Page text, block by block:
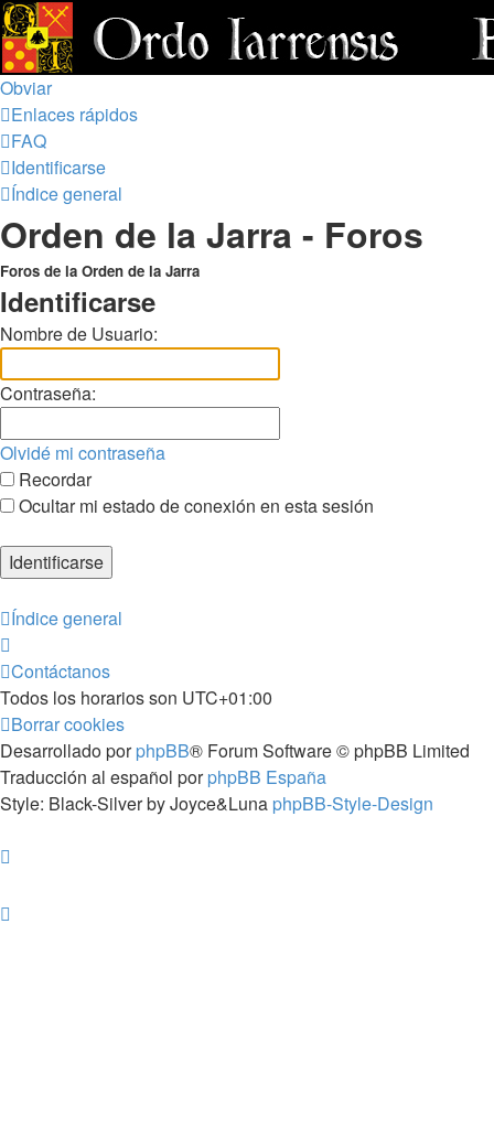
Obviar
Enlaces rápidos
FAQ
Identificarse
Índice general
Orden de la Jarra - Foros
Foros de la Orden de la Jarra
Identificarse
Nombre de Usuario:
Contraseña:
Olvidé mi contraseña
Recordar
Ocultar mi estado de conexión en esta sesión
Índice general
Contáctanos
Todos los horarios son UTC+01:00
Borrar cookies
Desarrollado porphpBB® Forum Software © phpBB Limited
Traducción al español porphpBB España
Style: Black-Silver by Joyce&Luna phpBB-Style-Design